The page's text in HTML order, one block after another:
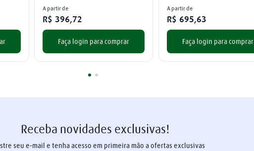
A partir de
R$ 396,72
Faça login para comprar
A partir de
R$ 695,63
Faça login para comprar
Receba novidades exclusivas!
seu e-mail e tenha acesso em primeira mão a ofertas exclusivas